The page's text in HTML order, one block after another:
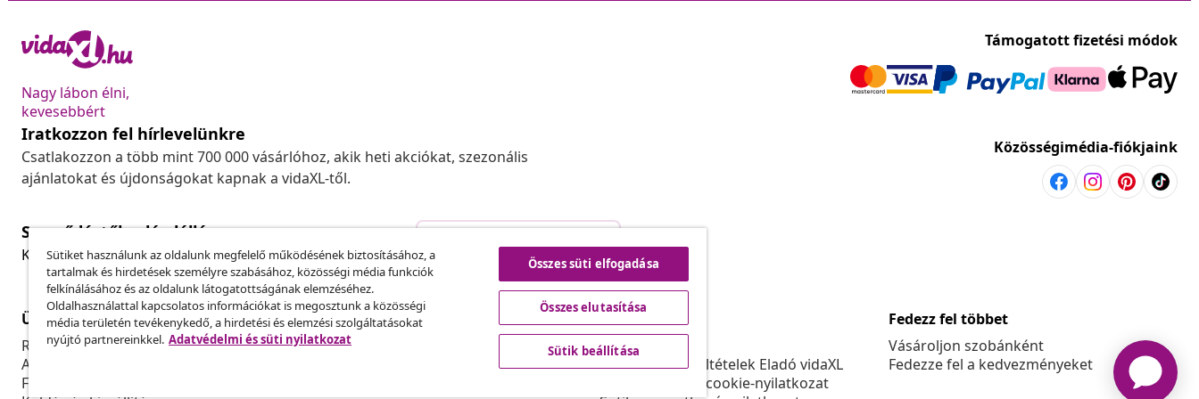
Nagy lábon élni,
kevesebbért
Támogatott fizetési módok
Iratkozzon fel hírlevelünkre
Csatlakozzon a több mint 700 000 vásárlóhoz, akik heti akciókat, szezonális
ajánlatokat és újdonságokat kapnak a vidaXL-től.
Közösségimédia-fiókjaink
Szerződéstől való elállás
Küldj be egy rendelés lemondására vonatkozó kérelmet.
Szerződéstől való elállás
Ügyfélszolgálat
Rendelés nyomon követése
A fiókom
Fizetés
Üzlet
Partnerprogram
vidaXL
A vidaXL-ről
Felhasználási feltételek Eladó vidaXL
Adatvédelmi és cookie-nyilatkozat
Fedezz fel többet
Vásároljon szobánként
Fedezze fel a kedvezményeket
Sütiket használunk az oldalunk megfelelő működésének biztosításához, a
tartalmak és hirdetések személyre szabásához, közösségi média funkciók
felkínálásához és az oldalunk látogatottságának elemzéséhez.
Oldalhasználattal kapcsolatos információkat is megosztunk a közösségi
média területén tevékenykedő, a hirdetési és elemzési szolgáltatásokat
nyújtó partnereinkkel. Adatvédelmi és süti nyilatkozat
Összes süti elfogadása
Összes elutasítása
Sütik beállítása